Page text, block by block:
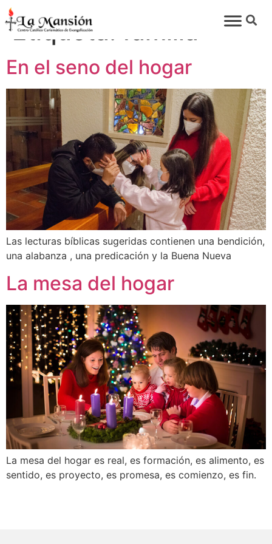
Etiqueta: familia
En el seno del hogar
Las lecturas bíblicas sugeridas contienen una bendición,
una alabanza , una predicación y la Buena Nueva
La mesa del hogar
La mesa del hogar es real, es formación, es alimento, es
sentido, es proyecto, es promesa, es comienzo, es fin.